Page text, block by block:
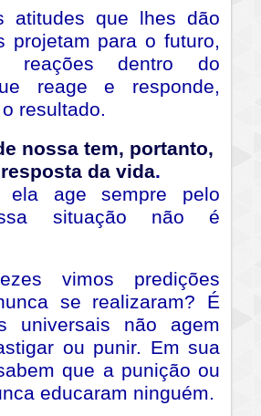
atitudes que lhes dão
projetam para o futuro,
reações dentro do
reage e responde,
resultado.
nossa tem, portanto,
da vida.
ela age sempre pelo
situação não é
vimos predições
se realizaram? É
universais não agem
ou punir. Em sua
que a punição ou
educaram ninguém.